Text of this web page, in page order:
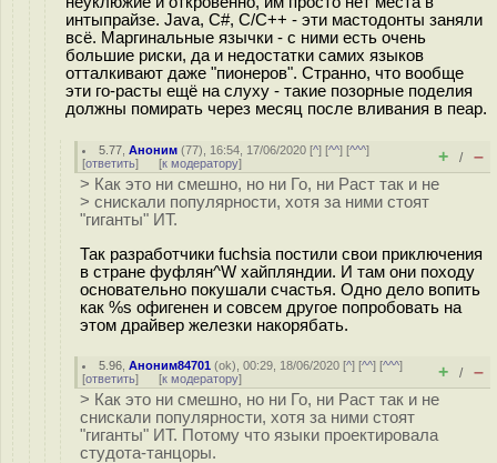
интыпрайзе. Java, C#, C/C++ - эти мастодонты заняли
всё. Маргинальные язычки - с ними есть очень
большие риски, да и недостатки самих языков
отталкивают даже "пионеров". Странно, что вообще
эти го-расты ещё на слуху - такие позорные поделия
должны помирать через месяц после вливания в пеар.
5.77 ,Аноним (77), 16:54, 17/06/2020 [^] [^^] [^^^]
[ответить] [к модератору] + / –
> Как это ни смешно, но ни Го, ни Раст так и не
> снискали популярности, хотя за ними стоят
"гиганты" ИТ.
Так разработчики fuchsia постили свои приключения
в стране фуфлян^W хайпляндии. И там они походу
основательно покушали счастья. Одно дело вопить
как %s офигенен и совсем другое попробовать на
этом драйвер железки накорябать.
5.96 ,Аноним84701 (ok), 00:29, 18/06/2020 [^] [^^] [^^^]
[ответить] [к модератору] + / –
> Как это ни смешно, но ни Го, ни Раст так и не
снискали популярности, хотя за ними стоят
"гиганты" ИТ. Потому что языки проектировала
студота-танцоры.